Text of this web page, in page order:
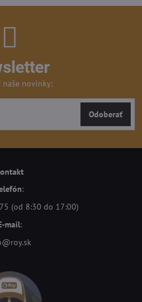
naše novinky:
Odoberať
:
(od 8:30 do 17:00)
mail: